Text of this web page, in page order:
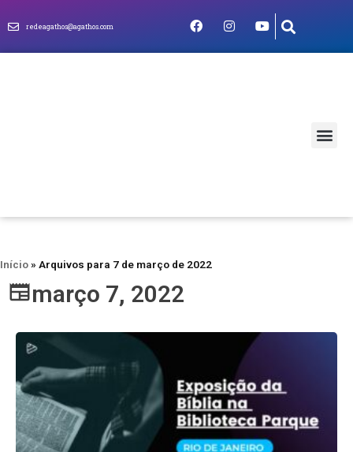
redeagathos@agathos.com
Início» Arquivos para 7 de março de 2022
março 7, 2022